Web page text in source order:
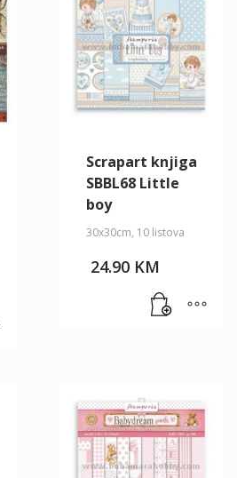
Scrapart knjiga
SBBL68 Little
boy
30x30cm, 10 listova
24.90 KM